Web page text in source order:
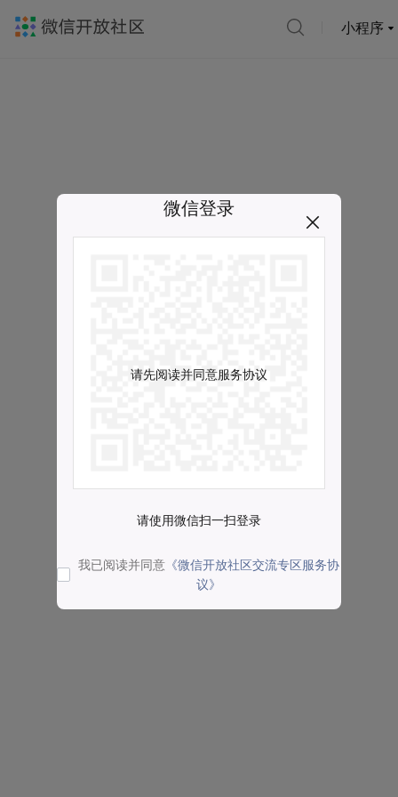
小程序
微信登录
请先阅读并同意服务协议
请使用微信扫一扫登录
我已阅读并同意 《微信开放社区交流专区服务协
议》